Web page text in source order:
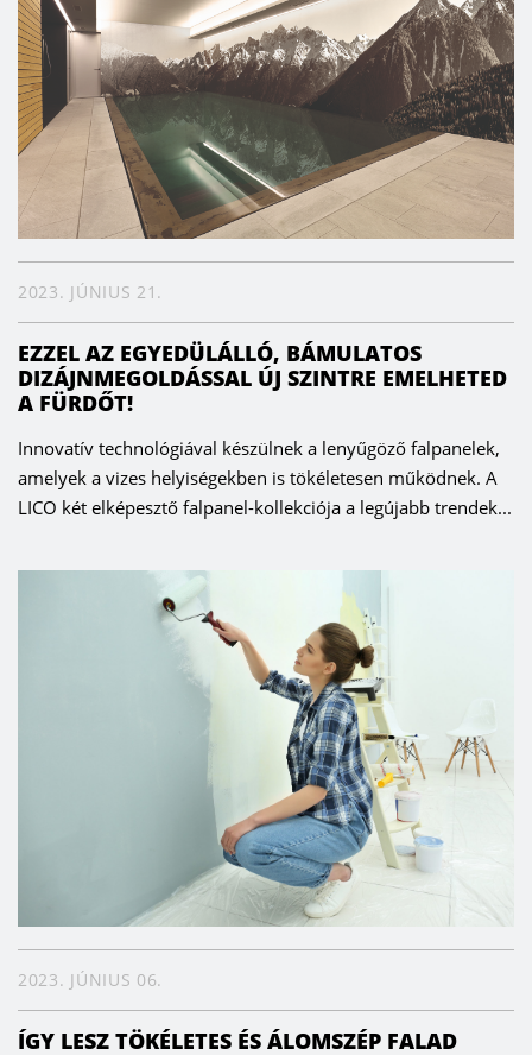
2023. JÚNIUS 21.
EZZEL AZ EGYEDÜLÁLLÓ, BÁMULATOS
DIZÁJNMEGOLDÁSSAL ÚJ SZINTRE EMELHETED
A FÜRDŐT!
Innovatív technológiával készülnek a lenyűgöző falpanelek,
amelyek a vizes helyiségekben is tökéletesen működnek. A
LICO két elképesztő falpanel-kollekciója a legújabb trendek...
2023. JÚNIUS 06.
ÍGY LESZ TÖKÉLETES ÉS ÁLOMSZÉP FALAD